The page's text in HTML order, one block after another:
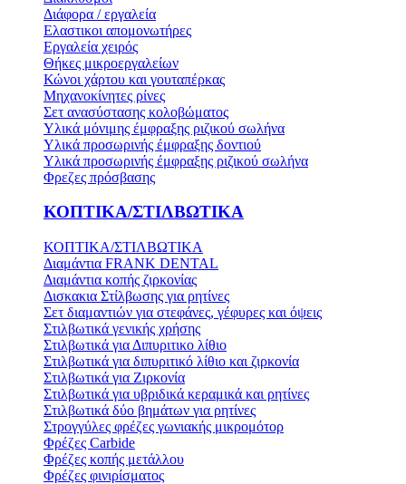
Διάφορα / εργαλεία
Ελαστικοι απομονωτήρες
Εργαλεία χειρός
Θήκες μικροεργαλείων
Κώνοι χάρτου και γουταπέρκας
Μηχανοκίνητες ρίνες
Σετ ανασύστασης κολοβώματος
Υλικά μόνιμης έμφραξης ριζικού σωλήνα
Υλικά προσωρινής έμφραξης δοντιού
Υλικά προσωρινής έμφραξης ριζικού σωλήνα
Φρεζες πρόσβασης
ΚΟΠΤΙΚΑ/ΣΤΙΛΒΩΤΙΚΑ
ΚΟΠΤΙΚΑ/ΣΤΙΛΒΩΤΙΚΑ
Διαμάντια FRANK DENTAL
Διαμάντια κοπής ζιρκονίας
Δισκακια Στίλβωσης για ρητίνες
Σετ διαμαντιών για στεφάνες, γέφυρες και όψεις
Στιλβωτικά γενικής χρήσης
Στιλβωτικά για Διπυριτικο λίθιο
Στιλβωτικά για διπυριτικό λίθιο και ζιρκονία
Στιλβωτικά για Ζιρκονία
Στιλβωτικά για υβριδικά κεραμικά και ρητίνες
Στιλβωτικά δύο βημάτων για ρητίνες
Στρογγύλες φρέζες γωνιακής μικρομότορ
Φρέζες Carbide
Φρέζες κοπής μετάλλου
Φρέζες φινιρίσματος